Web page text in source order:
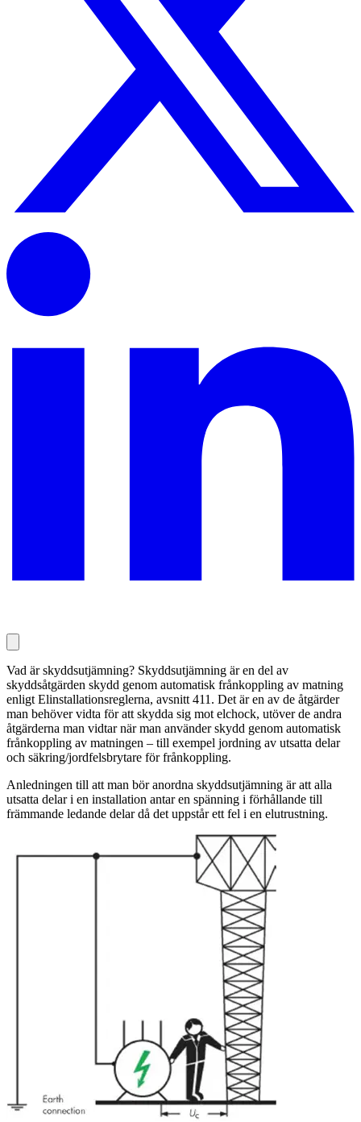
Vad är skyddsutjämning? Skyddsutjämning är en del av
skyddsåtgärden skydd genom automatisk frånkoppling av matning
enligt Elinstallationsreglerna, avsnitt 411. Det är en av de åtgärder
man behöver vidta för att skydda sig mot elchock, utöver de andra
åtgärderna man vidtar när man använder skydd genom automatisk
frånkoppling av matningen – till exempel jordning av utsatta delar
och säkring/jordfelsbrytare för frånkoppling.
Anledningen till att man bör anordna skyddsutjämning är att alla
utsatta delar i en installation antar en spänning i förhållande till
främmande ledande delar då det uppstår ett fel i en elutrustning.